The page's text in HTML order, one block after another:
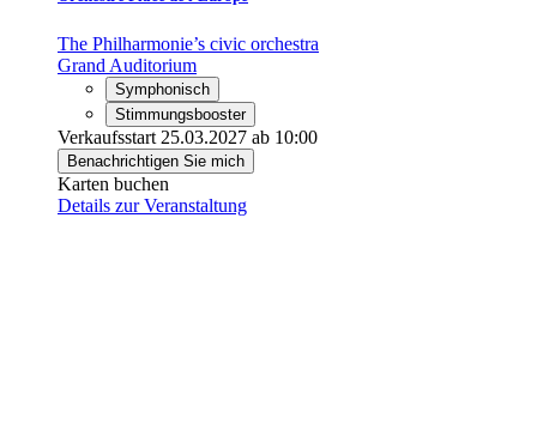
The Philharmonie’s civic orchestra
Grand Auditorium
Symphonisch
Stimmungsbooster
Verkaufsstart 25.03.2027 ab 10:00
Benachrichtigen Sie mich
Karten buchen
Details zur Veranstaltung